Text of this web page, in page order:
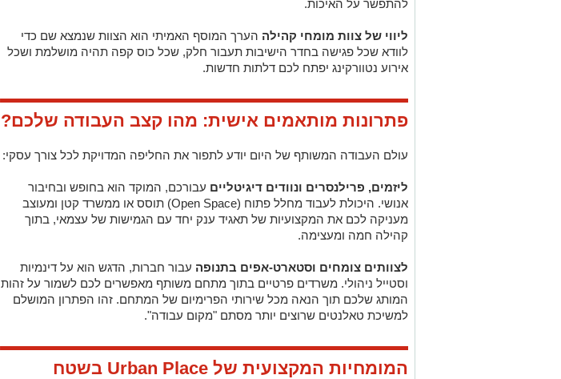
להתפשר על האיכות.
ליווי של צוות מומחי קהילה הערך המוסף האמיתי הוא הצוות שנמצא שם כדי
לוודא שכל פגישה בחדר הישיבות תעבור חלק, שכל כוס קפה תהיה מושלמת ושכל
אירוע נטוורקינג יפתח לכם דלתות חדשות.
פתרונות מותאמים אישית: מהו קצב העבודה שלכם?
עולם העבודה המשותף של היום יודע לתפור את החליפה המדויקת לכל צורך עסקי:
ליזמים, פרילנסרים ונוודים דיגיטליים עבורכם, המוקד הוא בחופש ובחיבור
אנושי. היכולת לעבוד מחלל פתוח (Open Space) תוסס או ממשרד קטן ומעוצב
מעניקה לכם את המקצועיות של תאגיד ענק יחד עם הגמישות של עצמאי, בתוך
קהילה חמה ומעצימה.
לצוותים צומחים וסטארט-אפים בתנופה עבור חברות, הדגש הוא על דינמיות
וסטייל ניהולי. משרדים פרטיים בתוך מתחם משותף מאפשרים לכם לשמור על זהות
המותג שלכם תוך הנאה מכל שירותי הפרימיום של המתחם. זהו הפתרון המושלם
למשיכת טאלנטים שרוצים יותר מסתם "מקום עבודה".
המומחיות המקצועית של Urban Place בשטח